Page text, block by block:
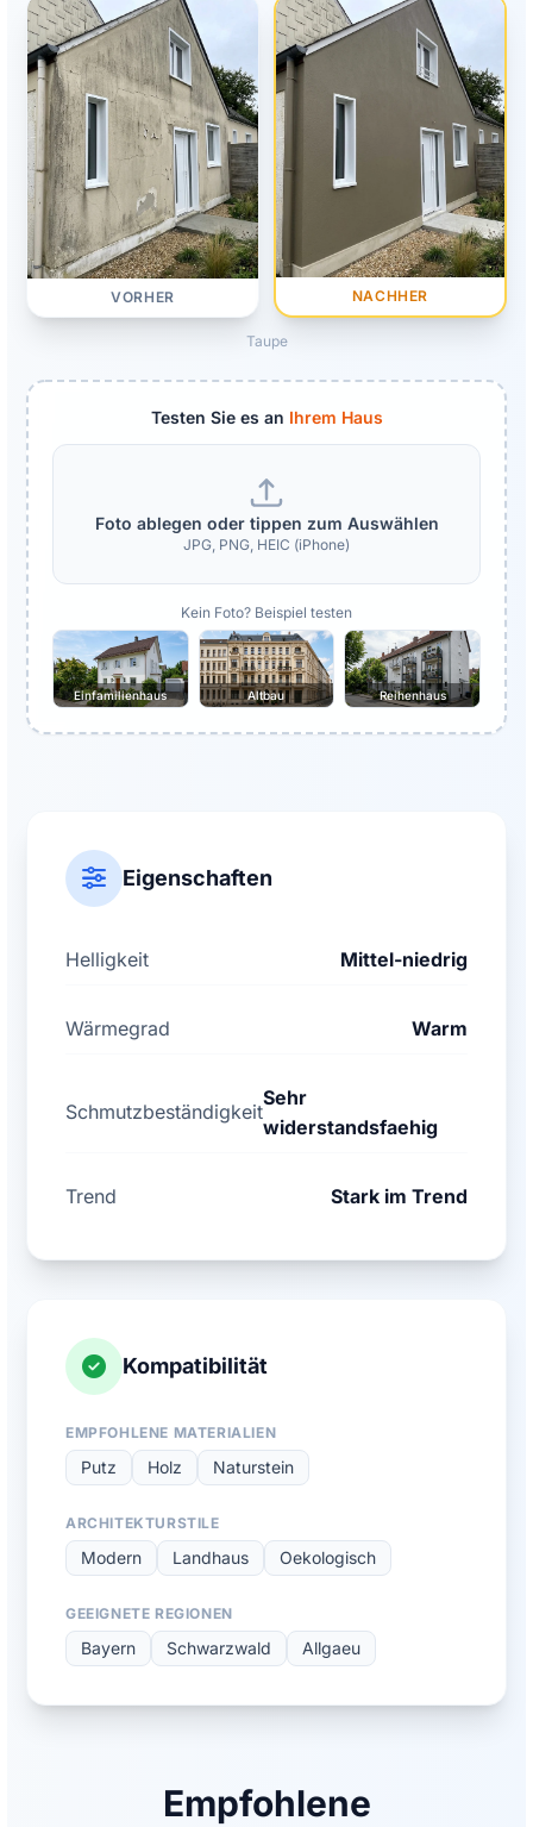
VORHER NACHHER
Taupe
Testen Sie es an Ihrem Haus
Foto ablegen oder tippen zum Auswählen
JPG, PNG, HEIC (iPhone)
Kein Foto? Beispiel testen
Einfamilienhaus Altbau Reihenhaus
Eigenschaften
Helligkeit Mittel-niedrig
Wärmegrad Warm
Schmutzbeständigkeit
Sehr
widerstandsfaehig
Trend Stark im Trend
Kompatibilität
EMPFOHLENE MATERIALIEN
Putz Holz Naturstein
ARCHITEKTURSTILE
Modern Landhaus Oekologisch
GEEIGNETE REGIONEN
Bayern Schwarzwald Allgaeu
Empfohlene